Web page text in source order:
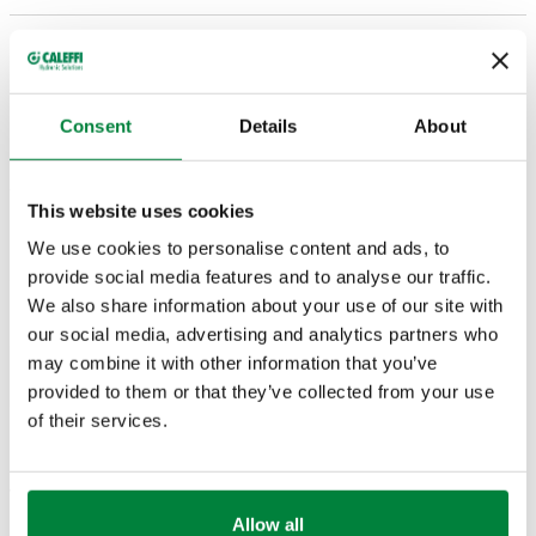
Consent Details About
This website uses cookies
We use cookies to personalise content and ads, to
provide social media features and to analyse our traffic.
We also share information about your use of our site with
our social media, advertising and analytics partners who
may combine it with other information that you’ve
provided to them or that they’ve collected from your use
of their services.
Allow all
të presionit 1/4” F
Modele 3D
IGS STP BIM
Teksti i tenderit